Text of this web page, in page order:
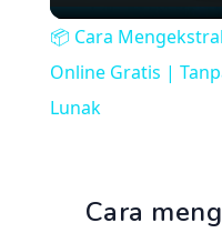
📦 Cara
Online Gratis |
Lunak
Cara